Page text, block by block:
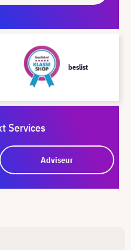
beslist
Services
Adviseur